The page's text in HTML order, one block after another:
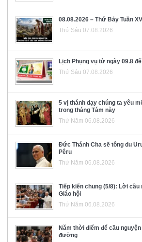
08.08.2026 – Thứ Bảy Tuần
Thứ Sáu 07.08.2026
Lịch Phụng vụ từ ngày 09.8
Thứ Sáu 07.08.2026
5 vị thánh dạy chúng ta yêu
trong tháng Tám này
Thứ Năm 06.08.2026
Đức Thánh Cha sẽ tông du
Pêru
Thứ Năm 06.08.2026
Tiếp kiến chung (5/8): Lời cầu
Giáo hội
Thứ Năm 06.08.2026
Năm thời điểm để cầu
đường